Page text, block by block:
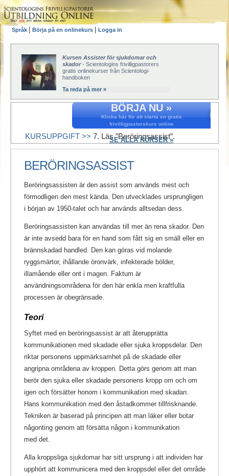
Språk Börja på en onlinekurs Logga in
Kursen Assister för sjukdomar och
skador- Scientologins frivilligpastorers
gratis onlinekurser från Scientologi-
handboken
Ta reda på mer »
BÖRJA NU »
Klicka här för att starta en gratis
frivilligpastorskurs online
SE ALLA KURSER »
KURSUPPGIFT >> 7. Läs ”Beröringsassist”.
BERÖRINGSASSIST
Beröringsassisten är den assist som används mest och
förmodligen den mest kända. Den utvecklades ursprungligen
i början av 1950-talet och har används alltsedan dess.
Beröringsassisten kan användas till mer än rena skador. Den
är inte avsedd bara för en hand som fått sig en smäll eller en
brännskadad handled. Den kan göras vid molande
ryggsmärtor, ihållande öronvärk, infekterade bölder,
illamående eller ont i magen. Faktum är
användningsområdena för den här enkla men kraftfulla
processen är obegränsade.
Teori
Syftet med en beröringsassist är att återupprätta
kommunikationen med skadade eller sjuka kroppsdelar. Den
riktar personens uppmärksamhet på de skadade eller
angripna områdena av kroppen. Detta görs genom att man
berör den sjuka eller skadade personens kropp om och om
igen och försätter honom i kommunikation med skadan.
Hans kommunikation med den åstadkommer tillfrisknande.
Tekniken är baserad på principen att man läker eller botar
någonting genom att försätta någon i kommunikation
med det.
Alla kroppsliga sjukdomar har sitt ursprung i att individen har
upphört att kommunicera med den kroppsdel eller det område